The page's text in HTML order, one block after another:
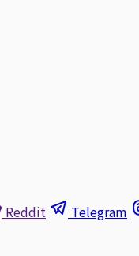
Reddit Telegram